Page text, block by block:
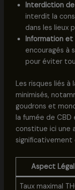
Interdiction
interdit la
dans les lieux
Information
encouragés à
pour éviter
Les risques liés
minimisés,
goudrons et
la fumée de CBD
constitue ici une
significativement
Aspect Légal
Taux maximal